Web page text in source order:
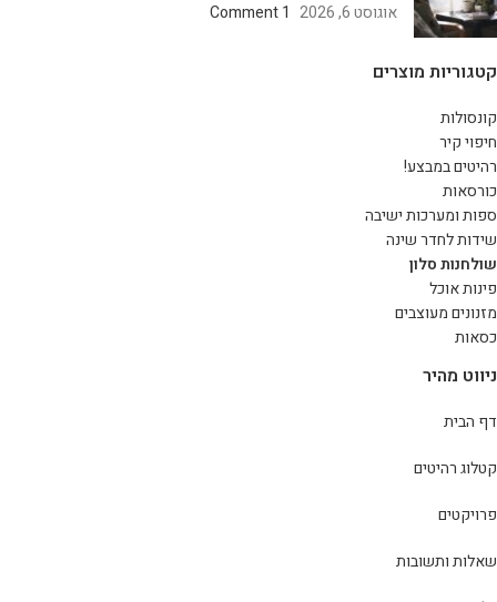
אוגוסט 6, 2026
1 Comment
קטגוריות מוצרים
קונסולות
חיפוי קיר
רהיטים במבצע!
כורסאות
ספות ומערכות ישיבה
שידות לחדר שינה
שולחנות סלון
פינות אוכל
מזנונים מעוצבים
כסאות
ניווט מהיר
דף הבית
קטלוג רהיטים
פרויקטים
שאלות ותשובות